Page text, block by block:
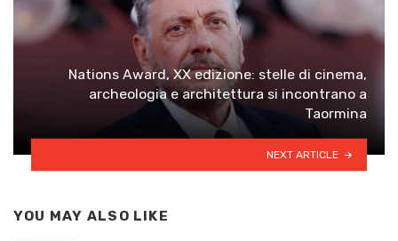
Nations Award, XX edizione: stelle di cinema,
archeologia e architettura si incontrano a
Taormina
NEXT ARTICLE
YOU MAY ALSO LIKE